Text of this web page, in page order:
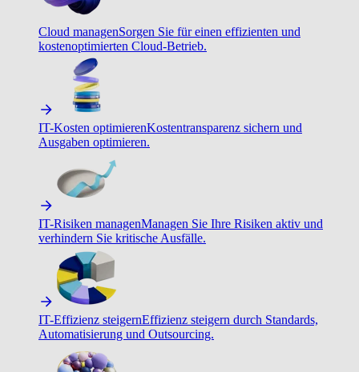
Cloud managenSorgen Sie für einen effizienten und
kostenoptimierten Cloud-Betrieb.
IT-Kosten optimierenKostentransparenz sichern und
Ausgaben optimieren.
IT-Risiken managenManagen Sie Ihre Risiken aktiv und
verhindern Sie kritische Ausfälle.
IT-Effizienz steigernEffizienz steigern durch Standards,
Automatisierung und Outsourcing.